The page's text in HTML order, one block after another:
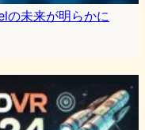
未来が明らかに